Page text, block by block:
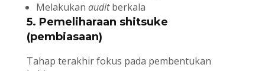
Melakukan auditberkala
5. Pemeliharaan shitsuke
(pembiasaan)
Tahap terakhir fokus pada pembentukan